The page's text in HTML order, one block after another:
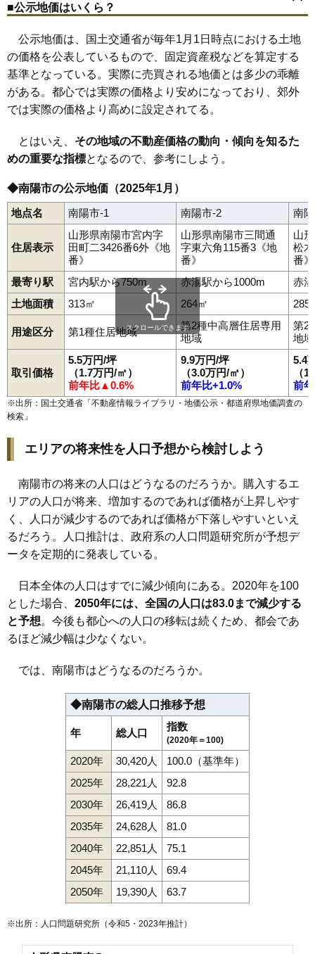
■公示地価はいくら？
公示地価は、国土交通省が毎年1月1日時点における土地
の価格を公表しているもので、固定資産税などを算定する
基準となっている。実際に売買される地価とは多少の乖離
がある。都心では実際の価格より安めになっており、郊外
では実際の価格より高めに設定されてる。
とはいえ、 その地域の不動産価格の動向・傾向を知るた
めの重要な指標となるので、参考にしよう。
◆南陽市の公示地価（2025年1月）
地点名 南陽市-1 南陽市-2 南
住居表示
山形県南陽市宮内字
田町二3426番6外《地
番》
山形県南陽市三間通
字東六角115番3《地
番》
山
松
番》
最寄り駅
宮内駅から750m 赤湯駅から1000m
赤
土地面積
313㎡ 264㎡ 285
用途区分 第1種住居地域
第2種中高層住居専用
地域
第2
地域
取引価格
5.5万円/坪
（1.7万円/㎡）
前年比▲0.6%
9.9万円/坪
（3.0万円/㎡）
前年比+1.0%
5.4
（
前
スクロールできます
※出所：国土交通省「不動産情報ライブラリ・地価公示・都道府県地価調査の
検索 」
エリアの将来性を人口予想から検討しよう
南陽市の将来の人口はどうなるのだろうか。購入するエ
リアの人口が将来、増加するのであれば価格が上昇しやす
く、人口が減少するのであれば価格が下落しやすいといえ
るだろう。人口推計は、政府系の人口問題研究所が予想デ
ータを定期的に発表している。
日本全体の人口はすでに減少傾向にある。2020年を100
とした場合、 2050年には、全国の人口は83.0まで減少する
と予想。今後も都心への人口の移転は続くため、都会であ
るほど減少幅は少なくない。
では、南陽市はどうなるのだろうか。
◆南陽市の総人口推移予想
年 総人口
指数
(2020年＝100)
2020年 30,420人
100.0（基準年）
2025年
28,221人
92.8
2030年
26,419人
86.8
2035年
24,628人
81.0
2040年
22,851人
75.1
2045年
21,110人
69.4
2050年
19,390人 63.7
※出所：人口問題研究所（令和5・2023年推計）
赤湯池黒漆山金山蒲生田椚塚郡山島貫高梨竹原長岡中ノ目
赤湯駅中川駅南陽市役所駅宮内駅梨郷駅